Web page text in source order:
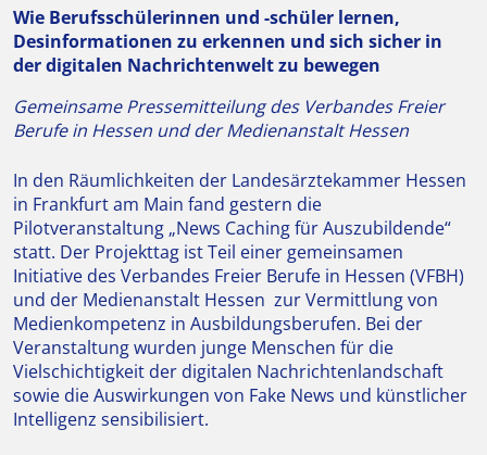
Wie Berufsschülerinnen und -schüler lernen,
Desinformationen zu erkennen und sich sicher in
der digitalen Nachrichtenwelt zu bewegen
Gemeinsame Pressemitteilung des Verbandes Freier
Berufe in Hessen und der Medienanstalt Hessen
In den Räumlichkeiten der Landesärztekammer Hessen
in Frankfurt am Main fand gestern die
Pilotveranstaltung „News Caching für Auszubildende“
statt. Der Projekttag ist Teil einer gemeinsamen
Initiative des Verbandes Freier Berufe in Hessen (VFBH)
und der Medienanstalt Hessen zur Vermittlung von
Medienkompetenz in Ausbildungsberufen. Bei der
Veranstaltung wurden junge Menschen für die
Vielschichtigkeit der digitalen Nachrichtenlandschaft
sowie die Auswirkungen von Fake News und künstlicher
Intelligenz sensibilisiert.